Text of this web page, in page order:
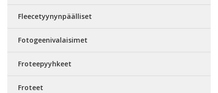
Fleecetyynynpäälliset
Fotogeenivalaisimet
Froteepyyhkeet
Froteet